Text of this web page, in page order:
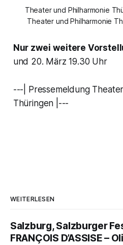
Theater und Philharmonie
Theater und Philharmonie
Nur zwei weitere
und 20. März 19.30 Uhr
---| Pressemeldung
Thüringen |---
WEITERLESEN
Salzburg, Salzburger
FRANÇOIS D’ASSISE –